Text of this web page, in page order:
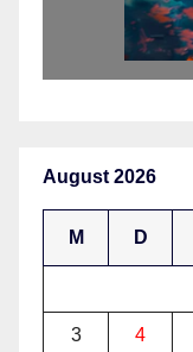
August 2026
M D
3 4